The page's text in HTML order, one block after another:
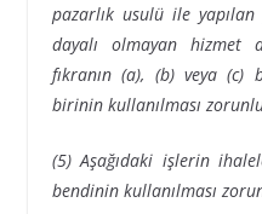
pazarlık usulü ile yapılan
dayalı olmayan hizmet
fıkranın (a), (b) veya (c)
birinin kullanılması
(5) Aşağıdaki işlerin
bendinin kullanılması